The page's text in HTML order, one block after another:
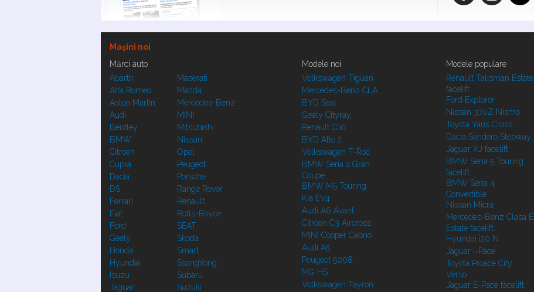
Maşini noi
Mărci auto
Abarth
Alfa Romeo
Aston Martin
Audi
Bentley
BMW
Citroen
Cupra
Dacia
DS
Ferrari
Fiat
Ford
Geely
Honda
Hyundai
Isuzu
Jaguar
Maserati
Mazda
Mercedes-Benz
MINI
Mitsubishi
Nissan
Opel
Peugeot
Porsche
Range Rover
Renault
Rolls-Royce
SEAT
Skoda
Smart
SsangYong
Subaru
Suzuki
Modele noi
Volkswagen Tiguan
Mercedes-Benz CLA
BYD Seal
Geely Cityray
Renault Clio
BYD Atto 2
Volkswagen T-Roc
BMW Seria 2 Gran
Coupe
BMW M5 Touring
Kia EV4
Audi A6 Avant
Citroen C3 Aircross
MINI Cooper Cabrio
Audi A5
Peugeot 5008
MG HS
Volkswagen Tayron
Modele populare
Renault Talisman Estate
facelift
Ford Explorer
Nissan 370Z Nismo
Toyota Yaris Cross
Dacia Sandero Stepway
Jaguar XJ facelift
BMW Seria 5 Touring
facelift
BMW Seria 4
Convertible
Nissan Micra
Mercedes-Benz Clasa E
Estate facelift
Hyundai i20 N
Jaguar i-Pace
Toyota Proace City
Verso
Jaguar E-Pace facelift